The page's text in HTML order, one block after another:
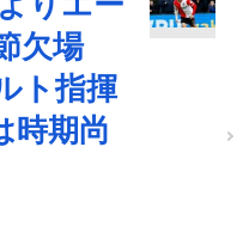
欠場
ト指揮
時期尚